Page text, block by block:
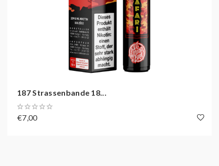
Zugautomatik
Mit Kindersicherung (CP)
Bis zu 600 Züge dampfen
187 Strassenbande 18...
€7,00